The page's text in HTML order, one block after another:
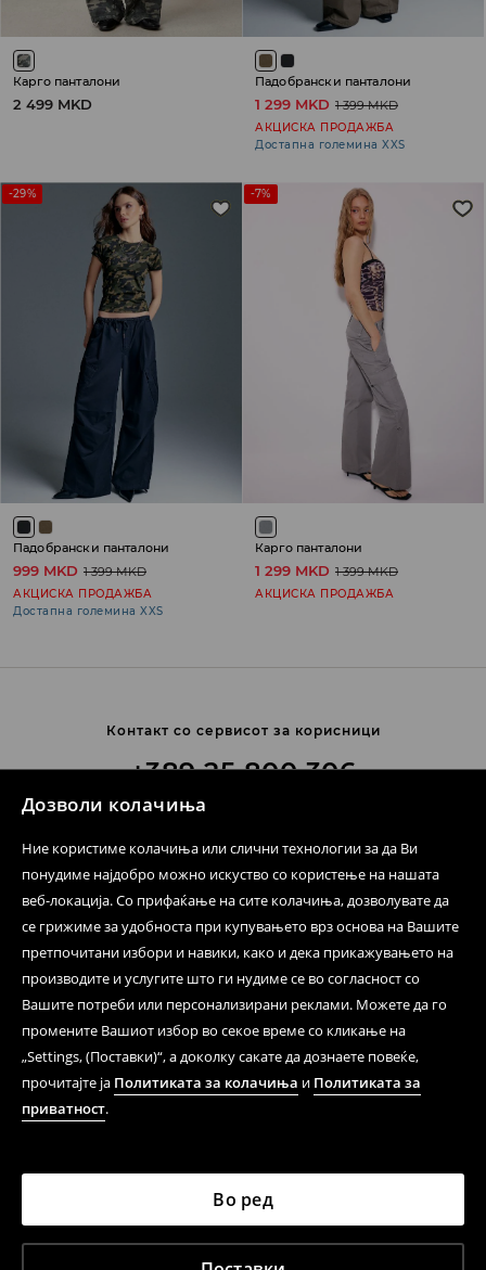
Дозволи колачиња
Ние користиме колачиња или слични технологии за да Ви
понудиме најдобро можно искуство со користење на нашата
веб-локација. Со прифаќање на сите колачиња, дозволувате да
се грижиме за удобноста при купувањето врз основа на Вашите
претпочитани избори и навики, како и дека прикажувањето на
производите и услугите што ги нудиме се во согласност со
Вашите потреби или персонализирани реклами. Можете да го
промените Вашиот избор во секое време со кликање на
„Settings, (Поставки)“, а доколку сакате да дознаете повеќе,
прочитајте ја Политиката за колачиња и Политиката за
приватност.
Во ред
Карго панталони
2 499 MKD
Падобрански панталони
1 299 MKD 1 399 MKD
АКЦИСКА ПРОДАЖБА
Достапна големина XXS
-29%
Падобрански панталони
999 MKD 1 399 MKD
АКЦИСКА ПРОДАЖБА
Достапна големина XXS
-7%
Карго панталони
1 299 MKD 1 399 MKD
АКЦИСКА ПРОДАЖБА
Контакт со сервисот за корисници
+389 25 800 306
Цена според ценовникот на операторот
Формулар за контакт
Следете не
Помош и контакт
Услови за користење
Политика за приватност
ЛПП